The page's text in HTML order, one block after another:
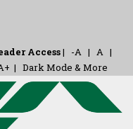
Access| -A | A |
| Dark Mode & More